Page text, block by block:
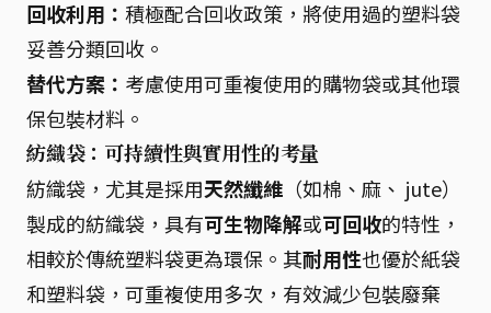
回收利用： 積極配合回收政策，將使用過的塑料袋
妥善分類回收。
替代方案： 考慮使用可重複使用的購物袋或其他環
保包裝材料。
紡織袋：可持續性與實用性的考量
紡織袋，尤其是採用天然纖維 （如棉、麻、 jute）
製成的紡織袋，具有可生物降解或可回收的特性，
相較於傳統塑料袋更為環保。其耐用性也優於紙袋
和塑料袋，可重複使用多次，有效減少包裝廢棄